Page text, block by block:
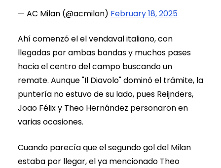
— AC Milan (@acmilan) February 18, 2025
Ahí comenzó el el vendaval italiano, con
llegadas por ambas bandas y muchos pases
hacia el centro del campo buscando un
remate. Aunque "Il Diavolo" dominó el trámite, la
puntería no estuvo de su lado, pues Reijnders,
Joao Félix y Theo Hernández personaron en
varias ocasiones.
Cuando parecía que el segundo gol del Milan
estaba por llegar, el ya mencionado Theo